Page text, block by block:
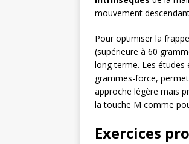
mouvement
Pour optimiser la
(supérieure à 60
long terme. Les études
grammes-force,
approche légère mais
la touche M comme
Exercices